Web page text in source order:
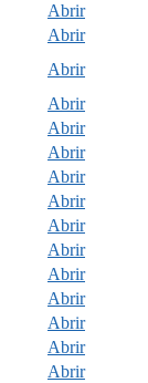
Abrir
Abrir
Abrir
Abrir
Abrir
Abrir
Abrir
Abrir
Abrir
Abrir
Abrir
Abrir
Abrir
Abrir
Abrir